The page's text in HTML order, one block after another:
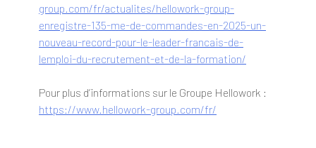
group.com/fr/actualites/hellowork-group-
enregistre-135-me-de-commandes-en-2025-un-
nouveau-record-pour-le-leader-francais-de-
lemploi-du-recrutement-et-de-la-formation/
Pour plus d’informations sur le Groupe Hellowork :
https://www.hellowork-group.com/fr/